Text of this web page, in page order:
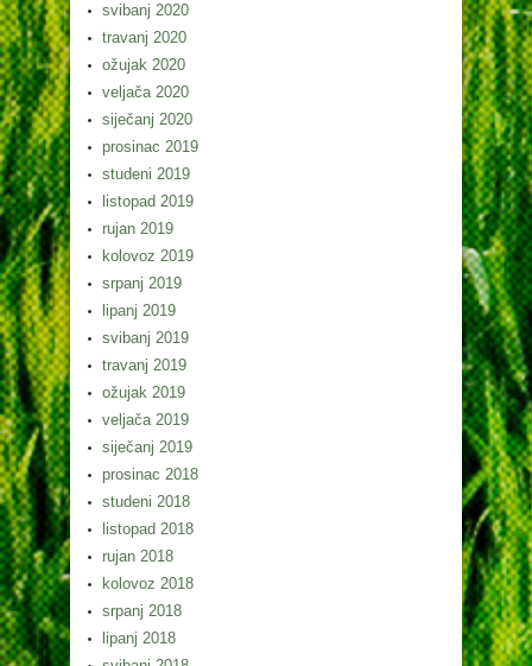
svibanj 2020
travanj 2020
ožujak 2020
veljača 2020
siječanj 2020
prosinac 2019
studeni 2019
listopad 2019
rujan 2019
kolovoz 2019
srpanj 2019
lipanj 2019
svibanj 2019
travanj 2019
ožujak 2019
veljača 2019
siječanj 2019
prosinac 2018
studeni 2018
listopad 2018
rujan 2018
kolovoz 2018
srpanj 2018
lipanj 2018